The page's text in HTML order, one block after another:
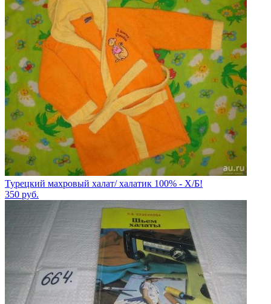
Турецкий махровый халат/ халатик 100% - Х/Б!
350 руб.